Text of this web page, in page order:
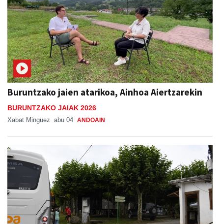
Buruntzako jaien atarikoa, Ainhoa Aiertzarekin
BURUNTZAKO JAIAK 2026
Xabat Minguez abu 04 ANDOAIN